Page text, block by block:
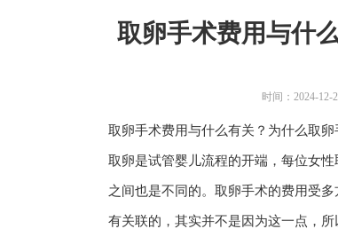
取卵手术费用与什
时间：2024-12-
取卵手术费用与什么有关？为什么取
取卵是试管婴儿流程的开端，每位女
之间也是不同的。取卵手术的费用受
有关联的，其实并不是因为这一点，